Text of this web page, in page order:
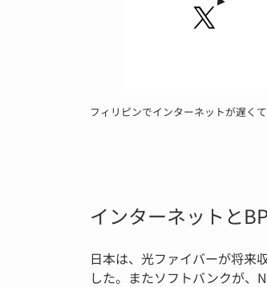
フィリピンでインターネットが遅く
インターネットと
日本は、光ファイバーが将来
した。またソフトバンクが、